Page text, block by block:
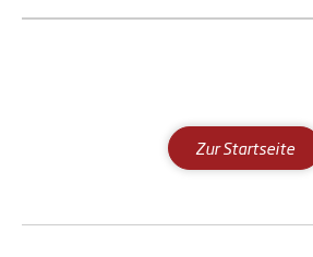
Zur Startseite